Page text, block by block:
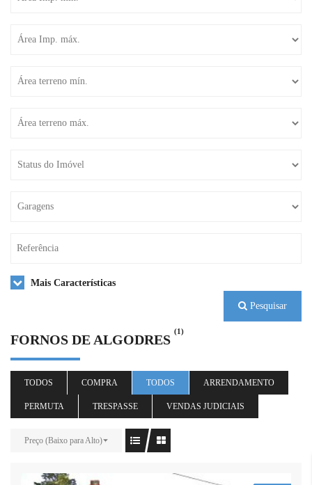
Mais Características
Pesquisar
FORNOS DE ALGODRES
(1)
TODOS COMPRA TODOS ARRENDAMENTO
PERMUTA TRESPASSE VENDAS JUDICIAIS
Preço (Baixo para Alto)